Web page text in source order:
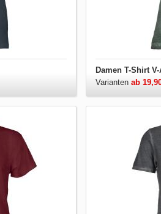
Damen T-Shirt
Variantenab